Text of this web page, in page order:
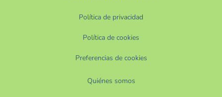
Política de privacidad
Política de cookies
Preferencias de cookies
Quiénes somos